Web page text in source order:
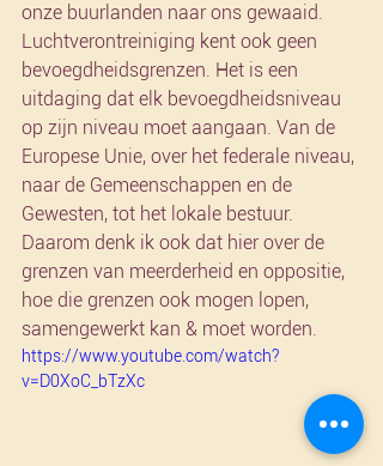
onze buurlanden naar ons gewaaid.
Luchtverontreiniging kent ook geen
bevoegdheidsgrenzen. Het is een
uitdaging dat elk bevoegdheidsniveau
op zijn niveau moet aangaan. Van de
Europese Unie, over het federale niveau,
naar de Gemeenschappen en de
Gewesten, tot het lokale bestuur.
Daarom denk ik ook dat hier over de
grenzen van meerderheid en oppositie,
hoe die grenzen ook mogen lopen,
samengewerkt kan & moet worden.
https://www.youtube.com/watch?
v=D0XoC_bTzXc